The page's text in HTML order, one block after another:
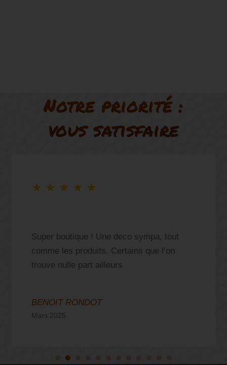
Notre priorité :
vous satisfaire
★ ★ ★ ★ ★
Super boutique ! Une deco sympa, tout
comme les produits. Certains que l’on
trouve nulle part ailleurs
BENOIT RONDOT
Mars 2025